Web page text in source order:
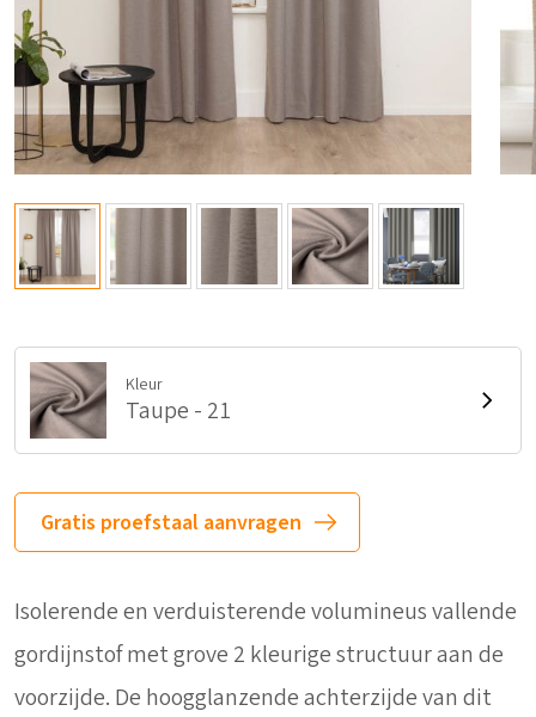
Kleur
Taupe - 21
Gratis proefstaal aanvragen
Isolerende en verduisterende volumineus vallende
gordijnstof met grove 2 kleurige structuur aan de
voorzijde. De hoogglanzende achterzijde van dit